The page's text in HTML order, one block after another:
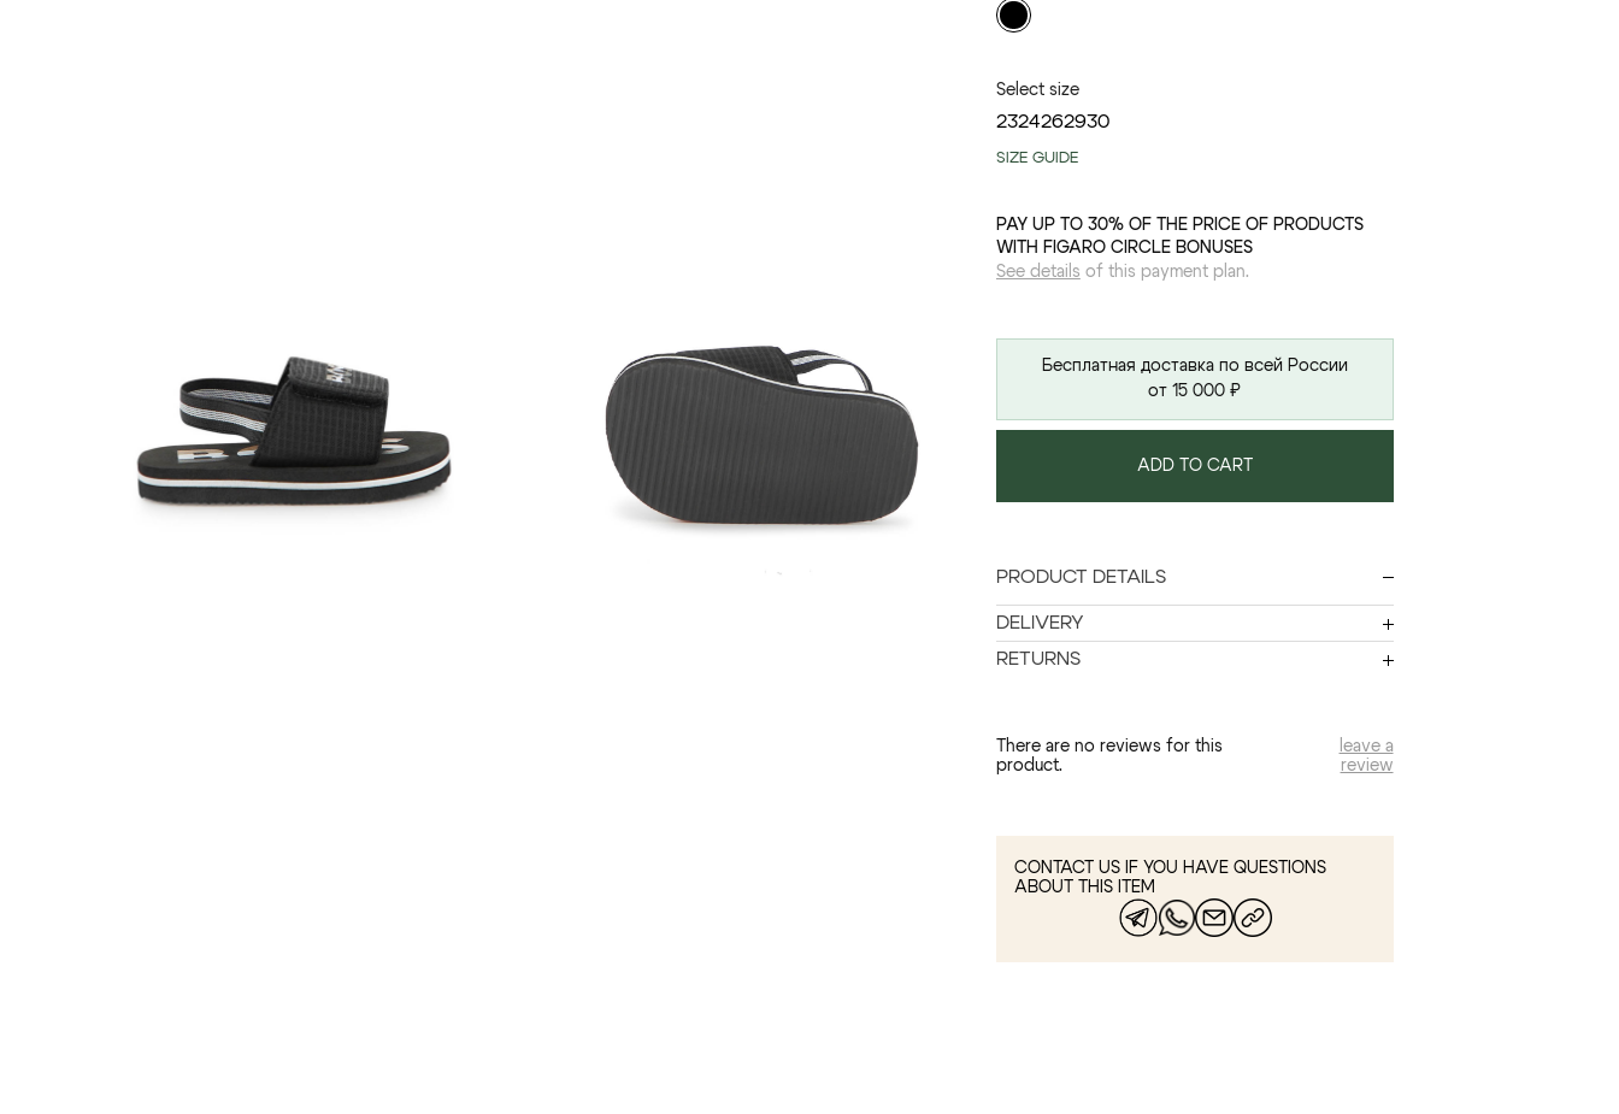
Select size
2324262930
SIZE GUIDE
PAY UP TO 30% OF THE PRICE OF PRODUCTS
WITH FIGARO CIRCLE BONUSES
See details of this payment plan.
Бесплатная доставка по всей России
от 15 000 ₽
ADD TO CART
PRODUCT DETAILS
DELIVERY
RETURNS
There are no reviews for this
product.
leave a
review
CONTACT US IF YOU HAVE QUESTIONS
ABOUT THIS ITEM